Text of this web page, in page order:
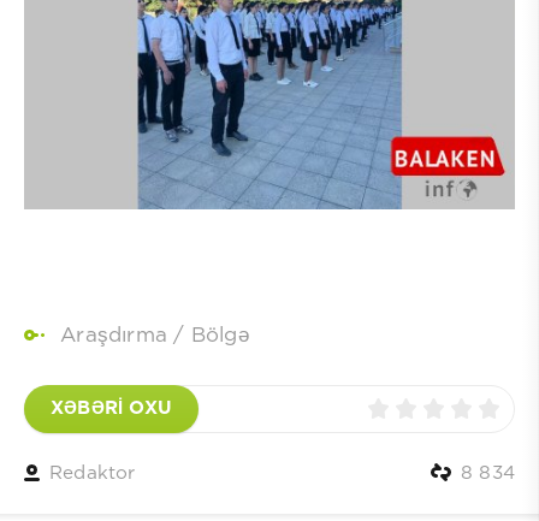
Araşdırma / Bölgə
XƏBƏRİ OXU
Redaktor 8 834